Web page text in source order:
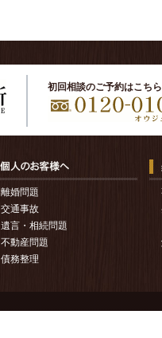
初回相談のご予約はこち
離婚問題
交通事故
遺言・相続問題
不動産問題
債務整理